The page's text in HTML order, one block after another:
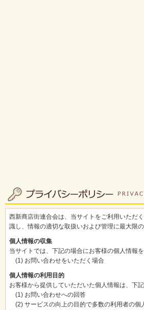
西新商店街連合会は、当サイトをご利用いただ
識し、情報の適切な取扱いおよび管理に最大限
個人情報の収集
当サイトでは、下記の場合にお客様の個人情報を
(1) お問い合わせをいただく場合
個人情報の利用目的
お客様から提供していただいた個人情報は、下
(1) お問い合わせへの回答
(2) サービスの向上の目的で多数の利用者の個